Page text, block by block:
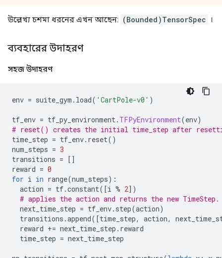
উল্লেখ্য চশমা ধরনের এখন আছেন: (Bounded)TensorSpec ।
ব্যবহারের উদাহরণ
সহজ উদাহরণ
env = suite_gym . load( 'CartPole-v0' )
tf_env = tf_py_environment. TFPyEnvironment(env)
# reset() creates the initial time_step after
time_step = tf_env. reset()
num_steps = 3
transitions = []
reward = 0
for i in range(num_steps):
action = tf.constant([i % 2])
# applies the action and returns the new TimeStep.
next_time_step = tf_env. step(action)
transitions .append([time_step, action,
reward += next_time_step . reward
time_step = next_time_step